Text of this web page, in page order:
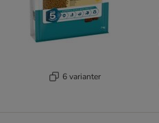
6 varianter